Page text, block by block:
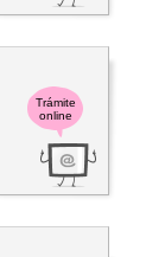
Trámite
online